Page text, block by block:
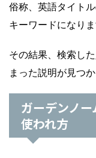
俗称、英語タイト
キーワードになりま
その結果、検索し
まった説明が見つ
ガーデンノ
使われ方